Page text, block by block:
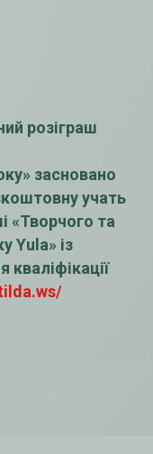
розіграш
засновано
учать
«Творчого та
Yula» із
da.ws/